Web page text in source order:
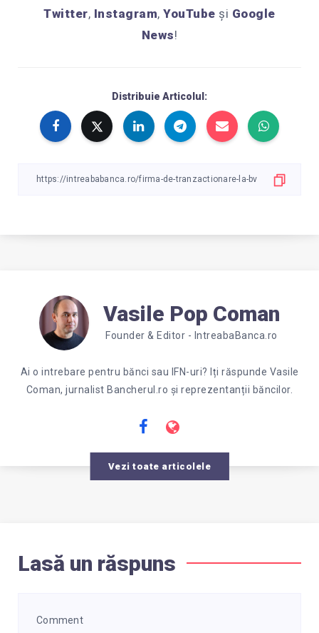
Twitter, Instagram,YouTube și Google
News!
Distribuie Articolul:
Vasile Pop Coman
Founder & Editor - IntreabaBanca.ro
Ai o intrebare pentru bănci sau IFN-uri? Iți răspunde Vasile
Coman, jurnalist Bancherul.ro și reprezentanții băncilor.
Vezi toate articolele
Lasă un răspuns